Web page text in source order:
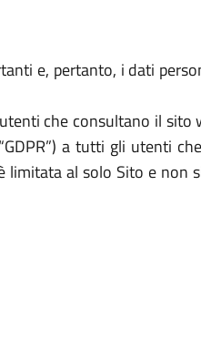
e, pertanto, i dati
che consultano il sito
a tutti gli utenti
limitata al solo Sito e non